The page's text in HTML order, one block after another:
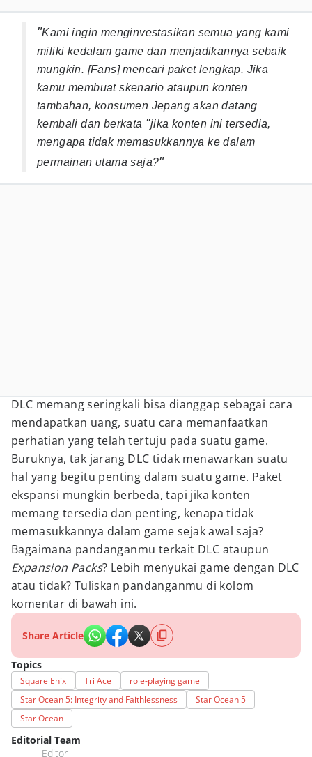
"Kami ingin menginvestasikan semua yang kami
miliki kedalam game dan menjadikannya sebaik
mungkin. [Fans] mencari paket lengkap. Jika
kamu membuat skenario ataupun konten
tambahan, konsumen Jepang akan datang
kembali dan berkata ''jika konten ini tersedia,
mengapa tidak memasukkannya ke dalam
permainan utama saja?"
DLC memang seringkali bisa dianggap sebagai cara
mendapatkan uang, suatu cara memanfaatkan
perhatian yang telah tertuju pada suatu game.
Buruknya, tak jarang DLC tidak menawarkan suatu
hal yang begitu penting dalam suatu game. Paket
ekspansi mungkin berbeda, tapi jika konten
memang tersedia dan penting, kenapa tidak
memasukkannya dalam game sejak awal saja?
Bagaimana pandanganmu terkait DLC ataupun
Expansion Packs? Lebih menyukai game dengan DLC
atau tidak? Tuliskan pandanganmu di kolom
komentar di bawah ini.
Share Article
Topics
Square Enix Tri Ace
role-playing game
Star Ocean 5: Integrity and Faithlessness
Star Ocean 5
Star Ocean
Editorial Team
Editor